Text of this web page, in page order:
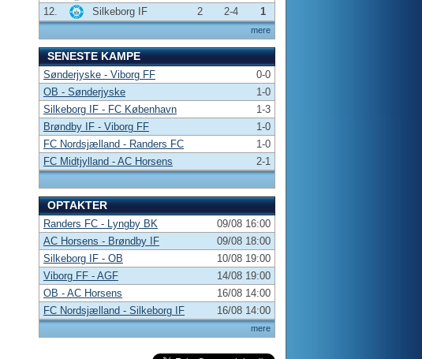
mere
12.
Silkeborg IF 2 2-4 1
SENESTE KAMPE
Sønderjyske - Viborg FF
0-0
OB - Sønderjyske
1-0
Silkeborg IF - FC København
1-3
Brøndby IF - Viborg FF
1-0
FC Nordsjælland - Randers FC
1-0
FC Midtjylland - AC Horsens
2-1
OPTAKTER
mere
Randers FC - Lyngby BK
09/08 16:00
AC Horsens - Brøndby IF
09/08 18:00
Silkeborg IF - OB
10/08 19:00
Viborg FF - AGF
14/08 19:00
OB - AC Horsens
16/08 14:00
FC Nordsjælland - Silkeborg IF
16/08 14:00